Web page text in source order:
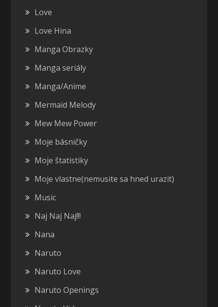
Love
Love Hina
Manga Obrazky
Manga seriály
Manga/Anime
Mermaid Melody
Mew Mew Power
Moje básničky
Moje štatistiky
Moje vlastne(nemusite sa hned urazit)
Music
Naj Naj Naj!!!
Nana
Naruto
Naruto Love
Naruto Openings